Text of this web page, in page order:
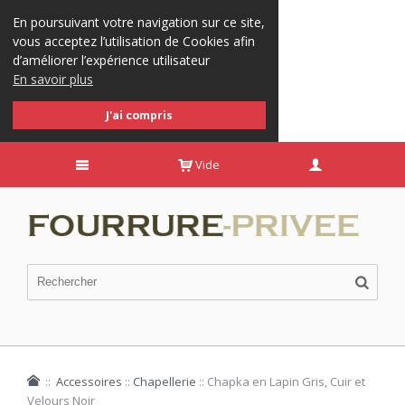
En poursuivant votre navigation sur ce site,
vous acceptez l’utilisation de Cookies afin
d’améliorer l’expérience utilisateur
En savoir plus
J'ai compris
Vide
:: Accessoires :: Chapellerie :: Chapka en Lapin Gris, Cuir et
Velours Noir